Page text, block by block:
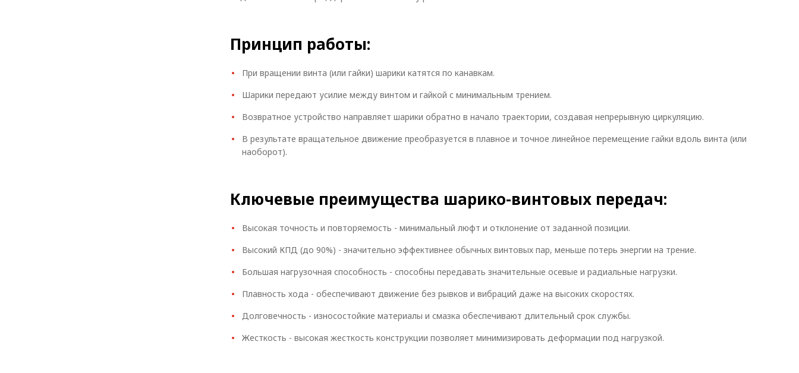
Принцип работы:
При вращении винта (или гайки) шарики катятся по канавкам.
Шарики передают усилие между винтом и гайкой с минимальным трением.
Возвратное устройство направляет шарики обратно в начало траектории, создавая непрерывную циркуляцию.
В результате вращательное движение преобразуется в плавное и точное линейное перемещение гайки вдоль винта (или
наоборот).
Ключевые преимущества шарико-винтовых передач:
Высокая точность и повторяемость - минимальный люфт и отклонение от заданной позиции.
Высокий КПД (до 90%) - значительно эффективнее обычных винтовых пар, меньше потерь энергии на трение.
Большая нагрузочная способность - способны передавать значительные осевые и радиальные нагрузки.
Плавность хода - обеспечивают движение без рывков и вибраций даже на высоких скоростях.
Долговечность - износостойкие материалы и смазка обеспечивают длительный срок службы.
Жесткость - высокая жесткость конструкции позволяет минимизировать деформации под нагрузкой.